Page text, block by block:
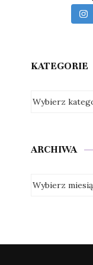
KATEGORIE
ARCHIWA